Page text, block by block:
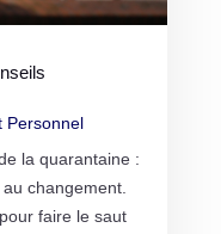
Personnel
la quarantaine :
changement.
faire le saut